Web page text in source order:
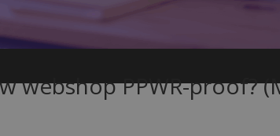
webshop PPWR-proof?